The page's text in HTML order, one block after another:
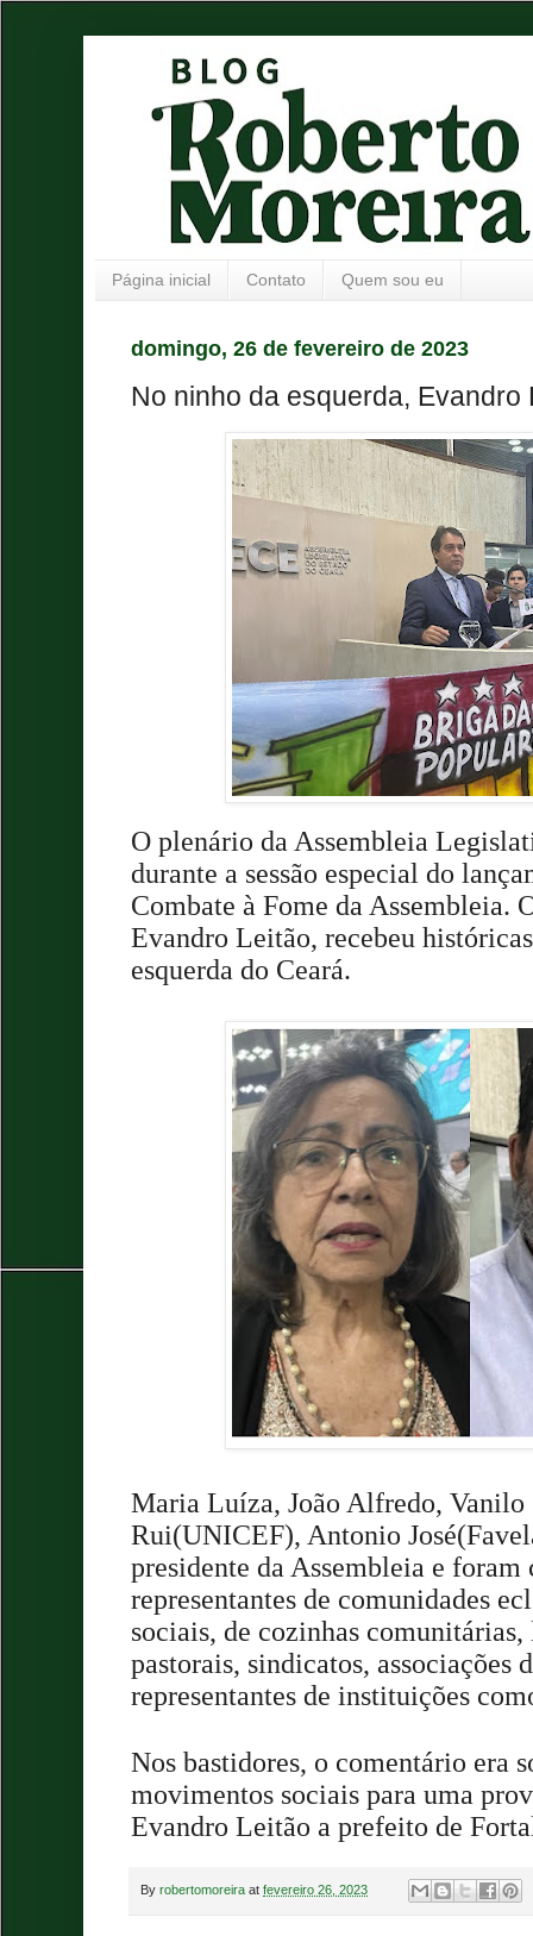
Página inicial Contato Quem sou eu
domingo, 26 de fevereiro de 2023
No ninho da esquerda, Evandro
O plenário da Assembleia
durante a sessão especial do
Combate à Fome da Assembleia.
Evandro Leitão, recebeu
esquerda do Ceará.
Maria Luíza, João Alfredo, Vanilo
Rui(UNICEF), Antonio
presidente da Assembleia e foram
representantes de comunidades
sociais, de cozinhas
pastorais, sindicatos, associações
representantes de instituições
Nos bastidores, o comentário era
movimentos sociais para uma
Evandro Leitão a prefeito de
By robertomoreira at fevereiro 26, 2023